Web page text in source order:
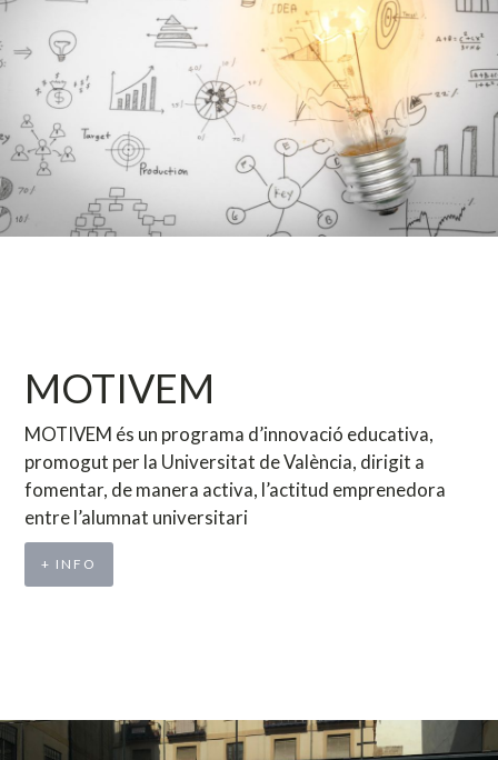
MOTIVEM
MOTIVEM és un programa d’innovació educativa,
promogut per la Universitat de València, dirigit a
fomentar, de manera activa, l’actitud emprenedora
entre l’alumnat universitari
+ INFO